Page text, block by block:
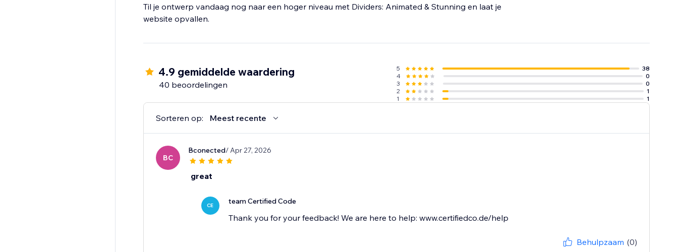
Til je ontwerp vandaag nog naar een hoger niveau met Dividers: Animated & Stunning en laat je
website opvallen.
4.9 gemiddelde waardering
40 beoordelingen
5
38
4
0
3
0
2
1
1
1
Sorteren op: Meest recente
BC
Bconected/ Apr 27, 2026
great
CE team Certified Code
Thank you for your feedback! We are here to help: www.certifiedco.de/help
Behulpzaam (0)